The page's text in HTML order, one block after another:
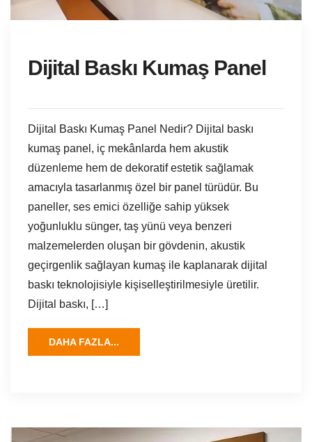
Dijital Baskı Kumaş Panel
Dijital Baskı Kumaş Panel Nedir? Dijital baskı
kumaş panel, iç mekânlarda hem akustik
düzenleme hem de dekoratif estetik sağlamak
amacıyla tasarlanmış özel bir panel türüdür. Bu
paneller, ses emici özelliğe sahip yüksek
yoğunluklu sünger, taş yünü veya benzeri
malzemelerden oluşan bir gövdenin, akustik
geçirgenlik sağlayan kumaş ile kaplanarak dijital
baskı teknolojisiyle kişiselleştirilmesiyle üretilir.
Dijital baskı, […]
DAHA FAZLA...